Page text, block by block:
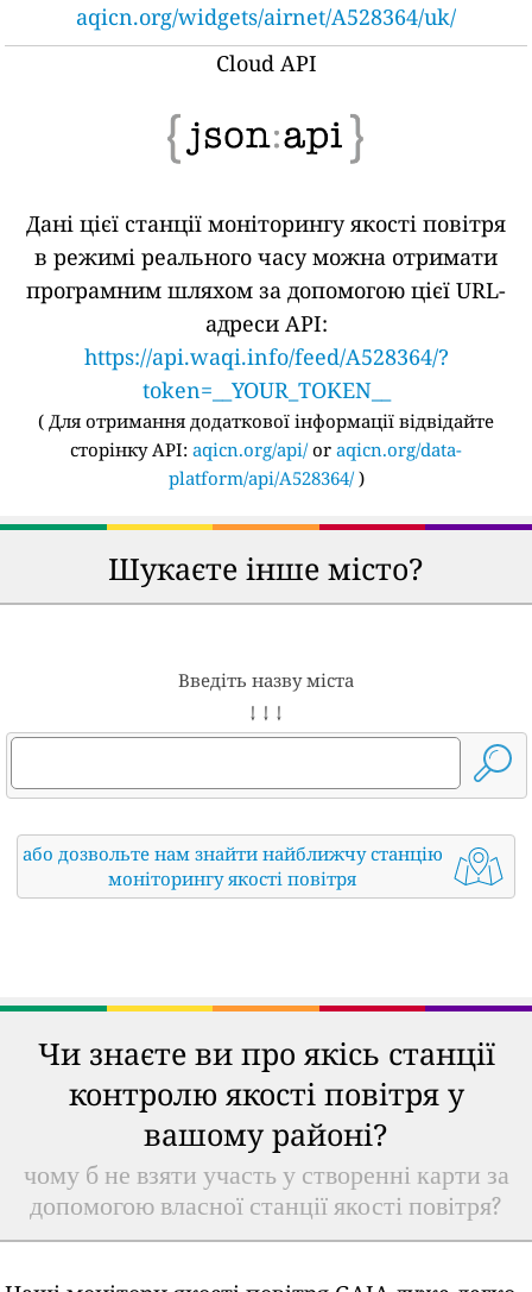
aqicn.org/widgets/airnet/A528364/uk/
Cloud API
Дані цієї станції моніторингу якості повітря
в режимі реального часу можна отримати
програмним шляхом за допомогою цієї URL-
адреси API:
https://api.waqi.info/feed/A528364/?
token=__YOUR_TOKEN__
( Для отримання додаткової інформації відвідайте
сторінку API: aqicn.org/api/or aqicn.org/data-
platform/api/A528364/)
Шукаєте інше місто?
Введіть назву міста
↓ ↓ ↓
або дозвольте нам знайти найближчу станцію
моніторингу якості повітря
Чи знаєте ви про якісь станції
контролю якості повітря у
вашому районі?
чому б не взяти участь у створенні карти за
допомогою власної станції якості повітря?